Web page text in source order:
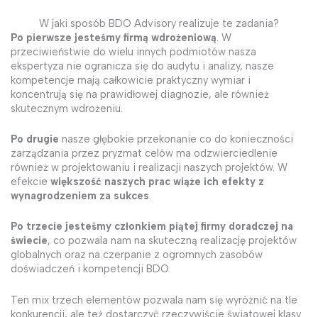
W jaki sposób BDO Advisory realizuje te zadania?
Po pierwsze jesteśmy firmą wdrożeniową. W
przeciwieństwie do wielu innych podmiotów nasza
ekspertyza nie ogranicza się do audytu i analizy, nasze
kompetencje mają całkowicie praktyczny wymiar i
koncentrują się na prawidłowej diagnozie, ale również
skutecznym wdrożeniu.
Po drugie nasze głębokie przekonanie co do konieczności
zarządzania przez pryzmat celów ma odzwierciedlenie
również w projektowaniu i realizacji naszych projektów. W
efekcie większość naszych prac wiąże ich efekty z
wynagrodzeniem za sukces.
Po trzecie jesteśmy członkiem piątej firmy doradczej na
świecie, co pozwala nam na skuteczną realizację projektów
globalnych oraz na czerpanie z ogromnych zasobów
doświadczeń i kompetencji BDO.
Ten mix trzech elementów pozwala nam się wyróżnić na tle
konkurencji, ale też dostarczyć rzeczywiście światowej klasy